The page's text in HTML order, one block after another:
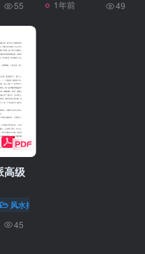
55 1年前 49
高级
风水择日
45